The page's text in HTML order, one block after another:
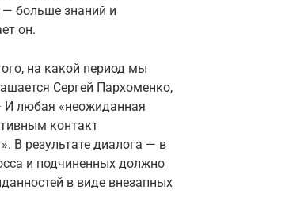
больше знаний и
он.
на какой период мы
Сергей Пархоменко,
И любая «неожиданная
контакт
В результате диалога — в
и подчиненных должно
в виде внезапных